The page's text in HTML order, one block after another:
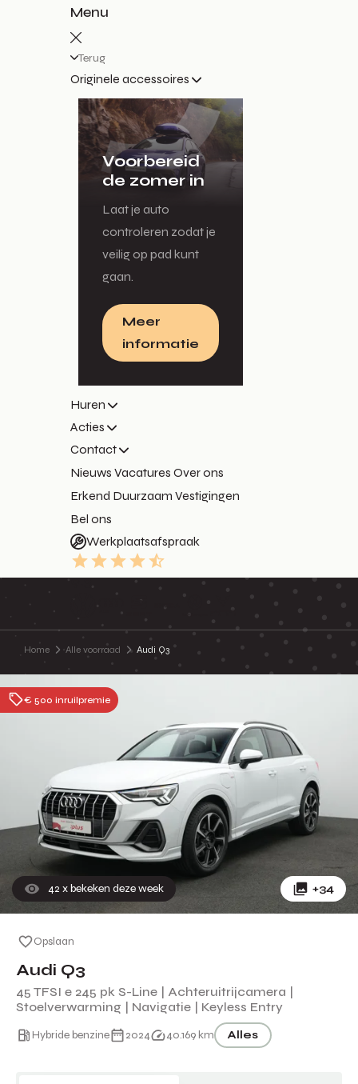
Menu
Terug
Originele accessoires
Voorbereid
de zomer in
Laat je auto
controleren zodat je
veilig op pad kunt
gaan.
Meer
informatie
Huren
Acties
Contact
Nieuws Vacatures Over ons
Erkend Duurzaam Vestigingen
Bel ons
Werkplaatsafspraak
9.3
Home Alle voorraad Audi Q3
€ 500 inruilpremie
42 x bekeken deze week +34
Opslaan
Audi Q3
45 TFSI e 245 pk S-Line | Achteruitrijcamera |
Stoelverwarming | Navigatie | Keyless Entry
Hybride benzine 2024 40.169 km Alles